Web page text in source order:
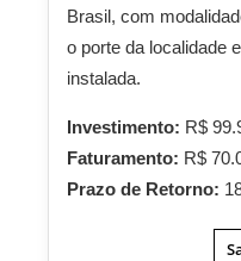
Brasil, com
o porte da localidade
instalada.
Investimento: R$
Faturamento: R$
Prazo de Retorno: